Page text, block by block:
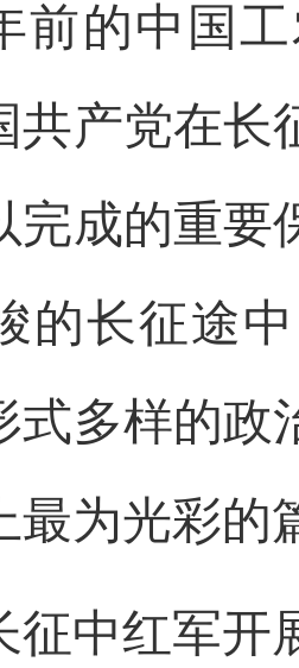
前的中国
共产党在长
完成的重要
的长征途
式多样的政
最为光彩的
征中红军开